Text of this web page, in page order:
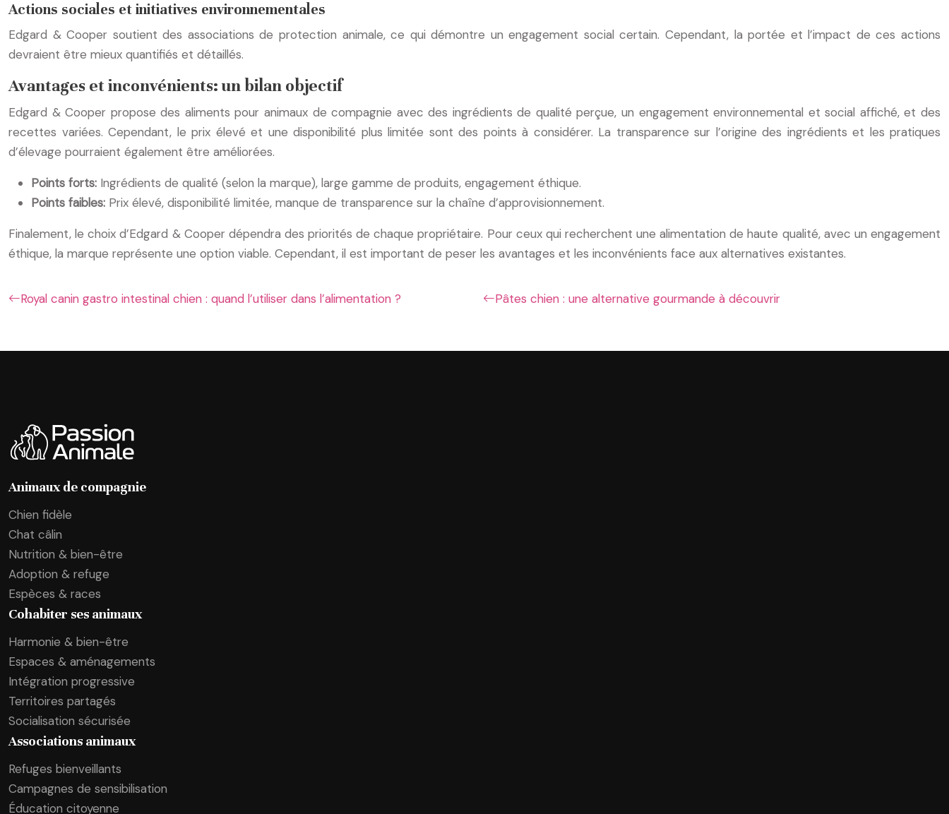
Actions sociales et initiatives environnementales
Edgard & Cooper soutient des associations de protection animale, ce qui démontre un engagement social certain. Cependant, la portée et l’impact de ces actions
devraient être mieux quantifiés et détaillés.
Avantages et inconvénients: un bilan objectif
Edgard & Cooper propose des aliments pour animaux de compagnie avec des ingrédients de qualité perçue, un engagement environnemental et social affiché, et des
recettes variées. Cependant, le prix élevé et une disponibilité plus limitée sont des points à considérer. La transparence sur l’origine des ingrédients et les pratiques
d’élevage pourraient également être améliorées.
Points forts: Ingrédients de qualité (selon la marque), large gamme de produits, engagement éthique.
Points faibles: Prix élevé, disponibilité limitée, manque de transparence sur la chaîne d’approvisionnement.
Finalement, le choix d’Edgard & Cooper dépendra des priorités de chaque propriétaire. Pour ceux qui recherchent une alimentation de haute qualité, avec un engagement
éthique, la marque représente une option viable. Cependant, il est important de peser les avantages et les inconvénients face aux alternatives existantes.
Royal canin gastro intestinal chien : quand l’utiliser dans l’alimentation ? Pâtes chien : une alternative gourmande à découvrir
Animaux de compagnie
Chien fidèle
Chat câlin
Nutrition & bien-être
Adoption & refuge
Espèces & races
Cohabiter ses animaux
Harmonie & bien-être
Espaces & aménagements
Intégration progressive
Territoires partagés
Socialisation sécurisée
Associations animaux
Refuges bienveillants
Campagnes de sensibilisation
Éducation citoyenne